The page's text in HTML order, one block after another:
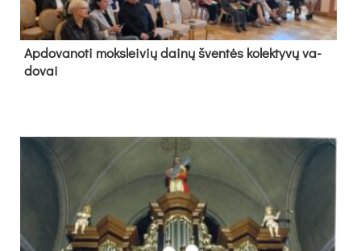
Ap­do­va­no­ti moks­lei­vių dai­nų šven­tės ko­lek­ty­vų va­
do­vai